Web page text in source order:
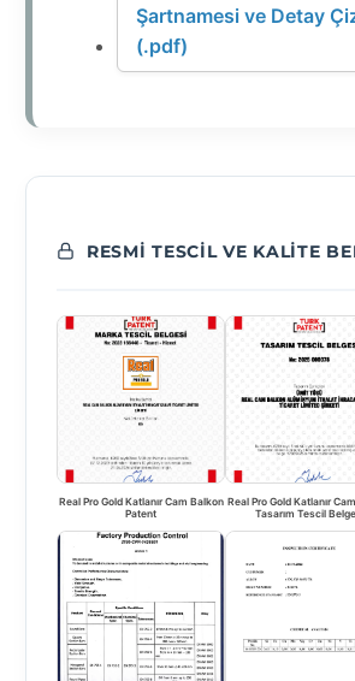
Şartnamesi ve Detay
(.pdf)
RESMI TESCIL VE KALITE
Real Pro Gold Katlanır Cam Balkon
Patent
Real Pro Gold Katlanır
Tasarım Tescil